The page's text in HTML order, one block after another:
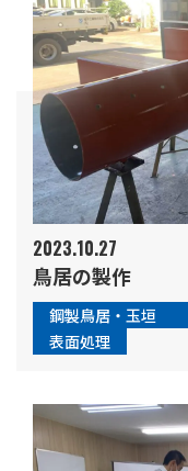
2023.10.27
鳥居の製作
鋼製鳥居・玉垣
表面処理